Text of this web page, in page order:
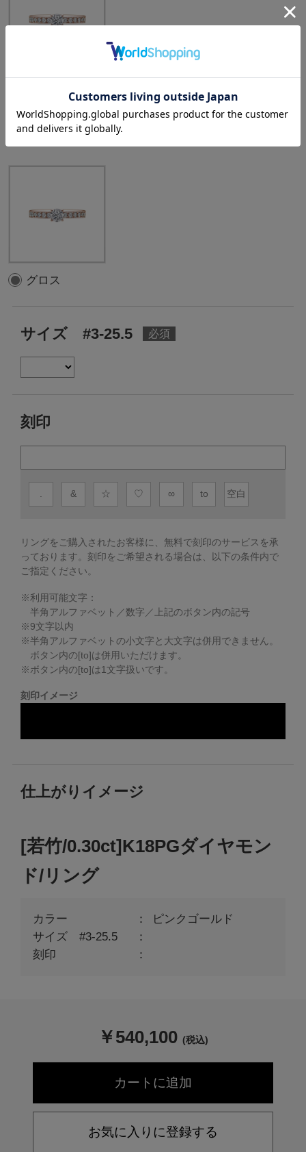
選択中のテクスチャ
グロス
サイズ #3-25.5
刻印
. & ☆ ♡ ∞ to 空白
リングをご購入されたお客様に、無料で刻印のサービスを承
っております。 刻印をご希望される場合は、以下の条件内で
ご指定ください。
※利用可能文字：
半角アルファベット／数字／上記のボタン内の記号
※9文字以内
※半角アルファベットの小文字と大文字は併用できません。
ボタン内の[to]は併用いただけます。
※ボタン内の[to]は1文字扱いです。
刻印イメージ
仕上がりイメージ
[若竹/0.30ct]K18PGダイヤモン
ド/リング
カラー
ピンクゴールド
サイズ #3-25.5
刻印
￥540,100 (税込)
お気に入りに登録する